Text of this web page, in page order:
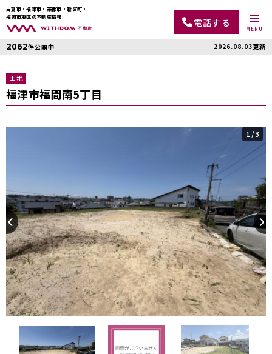
古賀市・福津市・宗像市・新宮町・
福岡市東区の不動産情報
電話する
MENU
2062件公開中 2026.08.03更新
土地
福津市福間南5丁目
1 /3